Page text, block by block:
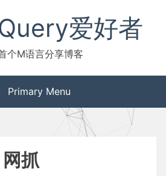
爱好者
个M语言分享博客
Primary Menu
网抓